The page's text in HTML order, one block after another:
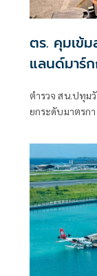
ตร. คุมเข้
แลนด์มาร์
ตำรวจ สน.ปทุม
ยกระดับมาตรก